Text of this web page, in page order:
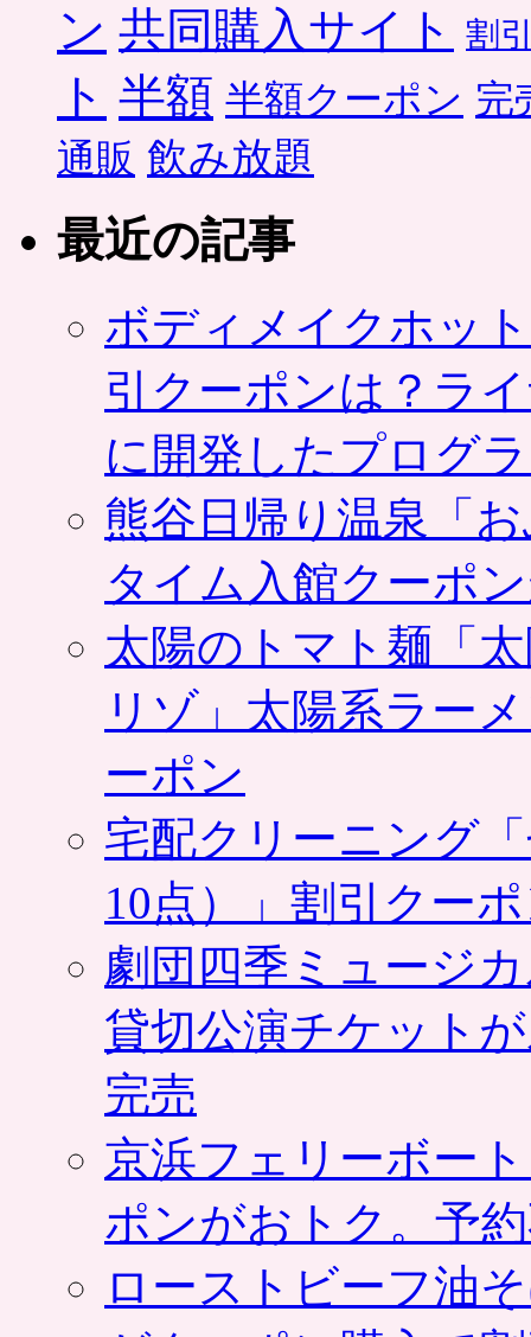
ン 共同購入サイト 割
ト 半額 半額クーポン 完
通販 飲み放題
最近の記事
ボディメイクホッ
引クーポンは？ラ
に開発したプログ
熊谷日帰り温泉「
タイム入館クーポ
太陽のトマト麺「
リゾ」太陽系ラー
ーポン
宅配クリーニング
10点）」割引クー
劇団四季ミュージ
貸切公演チケット
完売
京浜フェリーボー
ポンがおトク。予
ローストビーフ油